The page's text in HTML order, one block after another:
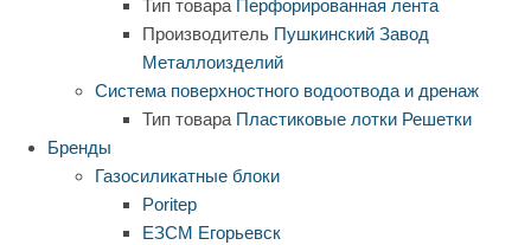
Тип товара Перфорированная лента
Производитель Пушкинский Завод
Металлоизделий
Система поверхностного водоотвода и дренаж
Тип товара Пластиковые лотки Решетки
Бренды
Газосиликатные блоки
Poritep
ЕЗСМ Егорьевск